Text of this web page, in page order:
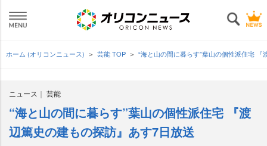
ホーム (オリコンニュース) 芸能 TOP “海と山の間に暮らす”葉山の個性派住宅
ニュース 芸能
“海と山の間に暮らす”葉山の個性派住宅 『渡
辺篤史の建もの探訪』あす7日放送